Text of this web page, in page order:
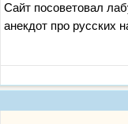
Сайт посоветовал
анекдот про русских